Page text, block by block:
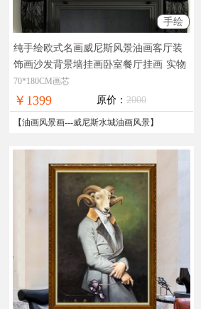
手绘
纯手绘欧式名画威尼斯风景油画客厅装
饰画沙发背景墙挂画卧室餐厅挂画 实物
拍摄，现货图片，在线支付，全国免邮
70*180CM画芯
￥1399 原价： 2000
【油画风景画---威尼斯水城油画风景】